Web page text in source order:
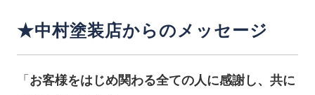
★中村塗装店からのメッセージ
「 お客様をはじめ関わる全ての人に感謝し、共に